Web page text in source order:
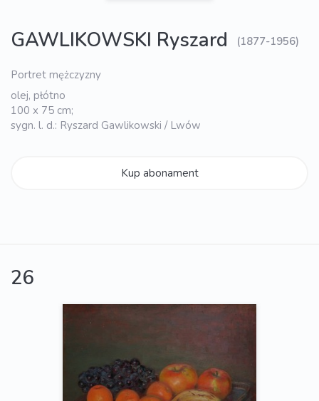
GAWLIKOWSKI Ryszard (1877-1956)
Portret mężczyzny
olej, płótno
100 x 75 cm;
sygn. l. d.: Ryszard Gawlikowski / Lwów
Kup abonament
26